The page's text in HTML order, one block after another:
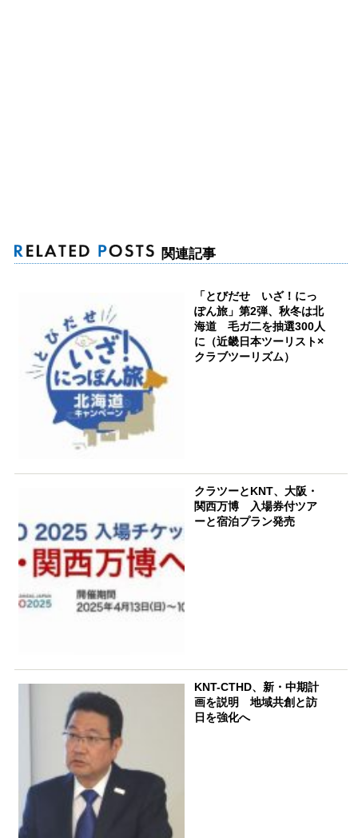
関連記事
「とびだせ いざ！にっ
ぽん旅」第2弾、秋冬は北
海道 毛ガ二を抽選300人
に（近畿日本ツーリスト×
クラブツーリズム）
クラツーとKNT、大阪・
関西万博 入場券付ツア
ーと宿泊プラン発売
KNT-CTHD、新・中期計
画を説明 地域共創と訪
日を強化へ